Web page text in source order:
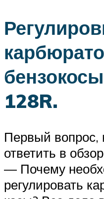
128R.
Первый вопрос,
ответить в
— Почему
регулировать